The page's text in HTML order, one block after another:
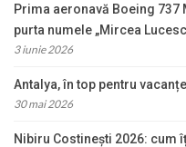
Prima aeronavă Boeing 737
purta numele „Mircea
3 iunie 2026
Antalya, în top pentru
30 mai 2026
Nibiru Costinești 2026: cum